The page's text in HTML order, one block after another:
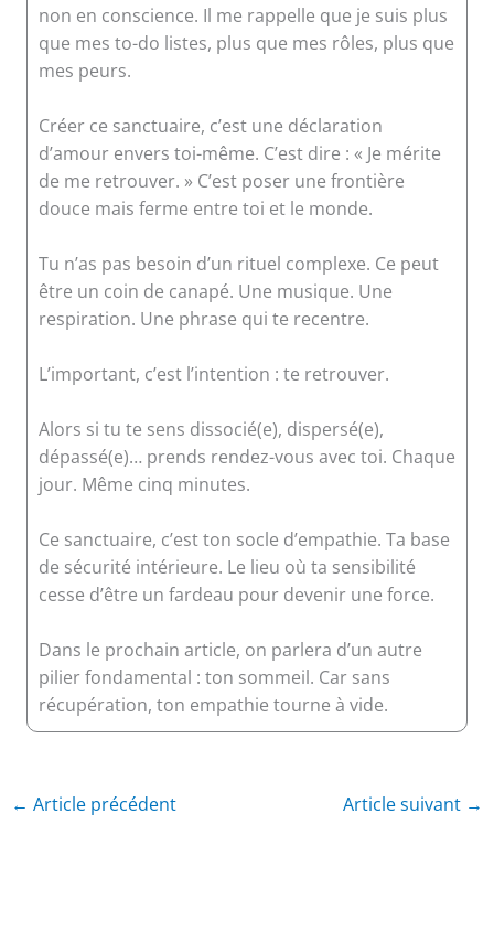
non en conscience. Il me rappelle que je suis plus
que mes to-do listes, plus que mes rôles, plus que
mes peurs.
Créer ce sanctuaire, c’est une déclaration
d’amour envers toi-même. C’est dire : « Je mérite
de me retrouver. » C’est poser une frontière
douce mais ferme entre toi et le monde.
Tu n’as pas besoin d’un rituel complexe. Ce peut
être un coin de canapé. Une musique. Une
respiration. Une phrase qui te recentre.
L’important, c’est l’intention : te retrouver.
Alors si tu te sens dissocié(e), dispersé(e),
dépassé(e)… prends rendez-vous avec toi. Chaque
jour. Même cinq minutes.
Ce sanctuaire, c’est ton socle d’empathie. Ta base
de sécurité intérieure. Le lieu où ta sensibilité
cesse d’être un fardeau pour devenir une force.
Dans le prochain article, on parlera d’un autre
pilier fondamental : ton sommeil. Car sans
récupération, ton empathie tourne à vide.
← Article précédent Article suivant →